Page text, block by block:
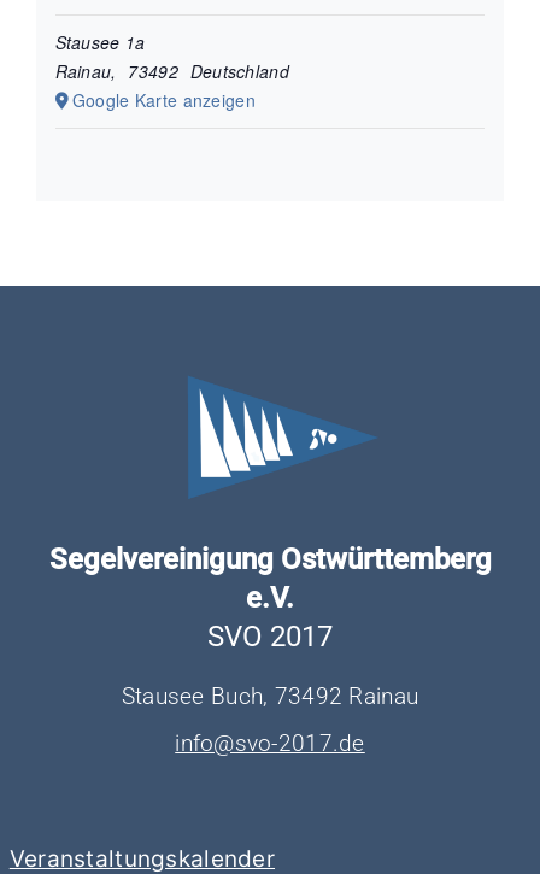
Stausee 1a
Rainau, 73492 Deutschland
Google Karte anzeigen
Veranstaltungskalender
Segelvereinigung Ostwürttemberg
e.V.
SVO 2017
Stausee Buch, 73492 Rainau
info@svo-2017.de